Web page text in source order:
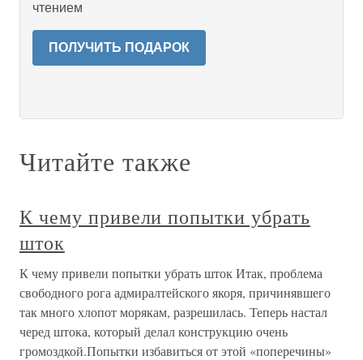
чтением
ПОЛУЧИТЬ ПОДАРОК
Читайте также
К чему привели попытки убрать
шток
К чему привели попытки убрать шток Итак, проблема
свободного рога адмиралтейского якоря, причинявшего
так много хлопот морякам, разрешилась. Теперь настал
черед штока, который делал конструкцию очень
громоздкой.Попытки избавиться от этой «поперечины»